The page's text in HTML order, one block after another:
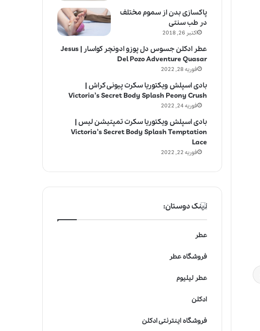
پاکسازی بدن از سموم مختلف
در طب سنتی
اکتبر 26, 2018
عطر ادکلن جسوس دل پوزو ادونچر کواسار | Jesus
Del Pozo Adventure Quasar
فوریه 28, 2022
بادی اسپلش ویکتوریا سکرت پیونی کراش |
Victoria’s Secret Body Splash Peony Crush
فوریه 24, 2022
بادی اسپلش ویکتوریا سکرت تمپتیشن لیس |
Victoria’s Secret Body Splash Temptation
Lace
فوریه 22, 2022
لینک دوستان:
عطر
فروشگاه عطر
عطر لیلیوم
ادکلن
فروشگاه اینترنتی ادکلن